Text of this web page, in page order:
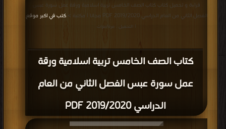
كتاب الصف الخامس تربية اسلامية ورقة
عمل سورة عبس الفصل الثاني من العام
الدراسي 2019/2020 PDF
قراءة و تحميل كتاب كتاب الصف الخامس تربية اسلامية ورقة عمل سورة عبس
الفصل الثاني من العام الدراسي 2019/2020 PDF مجانا | مكتبة >
كتب في اكبر موقع
| التحميل : مرة/مرات